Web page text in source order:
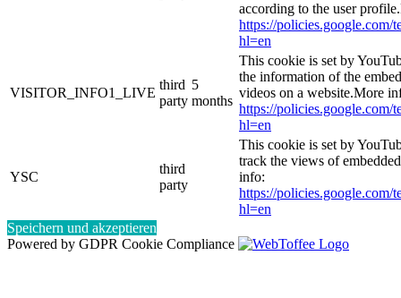
according to the user
https://policies.google.com/
hl=en
VISITOR_INFO1_LIVE
third
party
5
months
This cookie is set by
the information of the
videos on a website.More
https://policies.google.com/
hl=en
YSC
third
party
This cookie is set by
track the views of
info:
https://policies.google.com/
hl=en
Speichern und akzeptieren
Powered by GDPR Cookie Compliance